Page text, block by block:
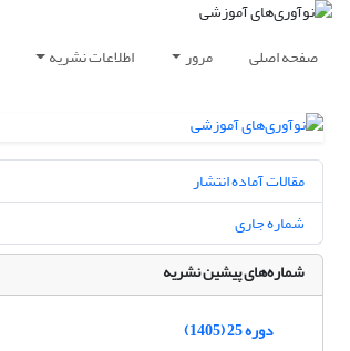
صفحه اصلی مرور اطلاعات نشریه
مقالات آماده انتشار
شماره جاری
شماره‌های پیشین نشریه
دوره 25 (1405)